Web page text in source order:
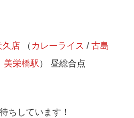
久店 （ カレーライス / 古島
美栄橋駅 ） 昼総合点
ちしています！